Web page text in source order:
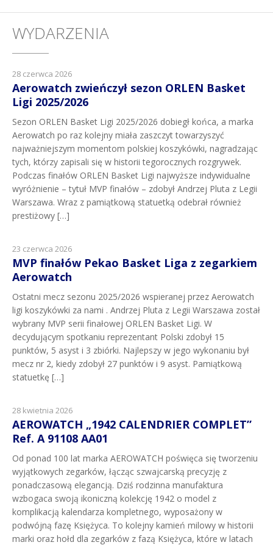
WYDARZENIA
28 czerwca 2026
Aerowatch zwieńczył sezon ORLEN Basket
Ligi 2025/2026
Sezon ORLEN Basket Ligi 2025/2026 dobiegł końca, a marka
Aerowatch po raz kolejny miała zaszczyt towarzyszyć
najważniejszym momentom polskiej koszykówki, nagradzając
tych, którzy zapisali się w historii tegorocznych rozgrywek.
Podczas finałów ORLEN Basket Ligi najwyższe indywidualne
wyróżnienie – tytuł MVP finałów – zdobył Andrzej Pluta z Legii
Warszawa. Wraz z pamiątkową statuetką odebrał również
prestiżowy […]
23 czerwca 2026
MVP finałów Pekao Basket Liga z zegarkiem
Aerowatch
Ostatni mecz sezonu 2025/2026 wspieranej przez Aerowatch
ligi koszykówki za nami . Andrzej Pluta z Legii Warszawa został
wybrany MVP serii finałowej ORLEN Basket Ligi. W
decydującym spotkaniu reprezentant Polski zdobył 15
punktów, 5 asyst i 3 zbiórki. Najlepszy w jego wykonaniu był
mecz nr 2, kiedy zdobył 27 punktów i 9 asyst. Pamiątkową
statuetkę […]
28 kwietnia 2026
AEROWATCH „1942 CALENDRIER COMPLET”
Ref. A 91108 AA01
Od ponad 100 lat marka AEROWATCH poświęca się tworzeniu
wyjątkowych zegarków, łącząc szwajcarską precyzję z
ponadczasową elegancją. Dziś rodzinna manufaktura
wzbogaca swoją ikoniczną kolekcję 1942 o model z
komplikacją kalendarza kompletnego, wyposażony w
podwójną fazę Księżyca. To kolejny kamień milowy w historii
marki oraz hołd dla zegarków z fazą Księżyca, które w latach